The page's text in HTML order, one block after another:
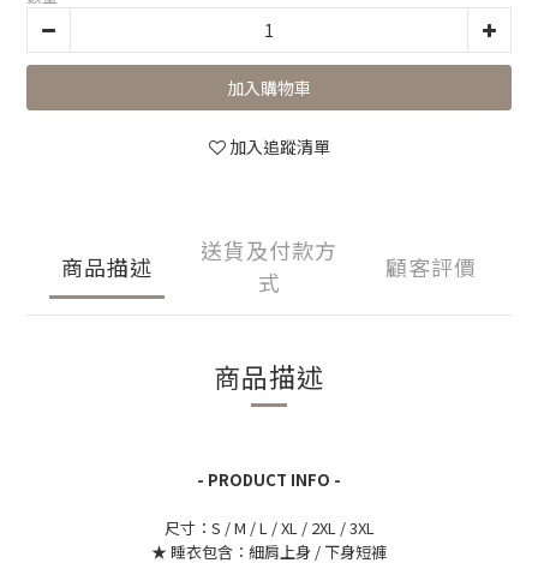
加入購物車
加入追蹤清單
商品描述
送貨及付款方
式
顧客評價
商品描述
- PRODUCT INFO -
尺寸：S / M / L / XL / 2XL / 3XL
★ 睡衣包含： 細肩上身 / 下身短褲